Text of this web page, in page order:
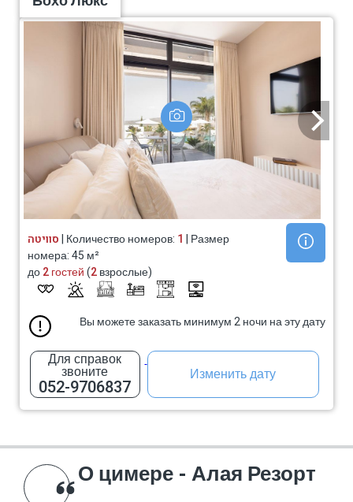
סוויטה| Количество номеров: 1 | Размер
номера: 45 м²
до2 гостей(2взрослые)
Вы можете заказать минимум 2 ночи на эту дату
Для справок
звоните
052-9706837
Изменить дату
О цимере - Алая Резорт